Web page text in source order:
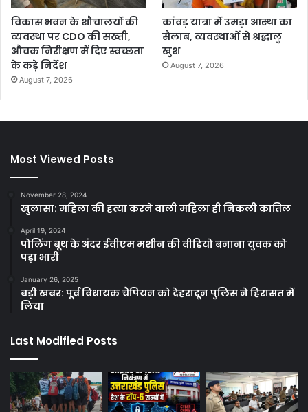
विकास भवन के शौचालयों की
व्यवस्था पर CDO की सख्ती,
औचक निरीक्षण में दिए स्वच्छता
के कड़े निर्देश
August 7, 2026
कांवड़ यात्रा में उमड़ा आस्था का
सैलाब, व्यवस्थाओं से श्रद्धालु
खुश
August 7, 2026
Most Viewed Posts
November 28, 2024
खुलासा: महिला की हत्या करने वाली महिला ही निकली कातिल
April 19, 2024
पोलिंग बूथ के अंदर ईवीएम मशीन की वीडियो बनाना युवक को
पड़ा भारी
January 26, 2025
बड़ी खबर: पूर्व विधायक चैंपियन को देहरादून पुलिस ने हिरासत में
लिया
Last Modified Posts